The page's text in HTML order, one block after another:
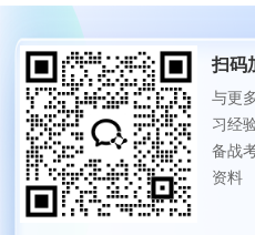
扫码
与更
习经
备战
资料